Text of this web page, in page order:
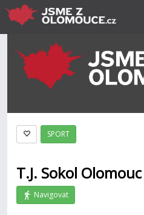
SPORT
T.J. Sokol
Navigovat